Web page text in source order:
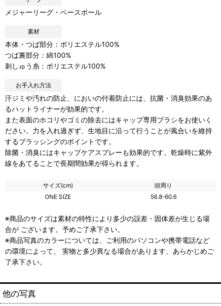
メジャーリーグ・ベースボール
素材
本体・つば部分：ポリエステル100%
つば裏部分：綿100%
刺しゅう糸：ポリエステル100%
お手入れ方法
汗ジミや汚れの防止、においの付着防止には、抗菌・消臭効果のあ
るハットライナーが効果的です。
また表面のホコリやゴミの除去にはキャップ専用ブラシをお使いく
ださい。力を入れ過ぎず、生地目に沿って行うことが風合いを維持
するブラッシングのポイントです。
除菌・消臭にはキャップケアスプレーも効果的です。乾燥時に紫外
線をあてることで長期間効果が得られます。
サイズ(cm)
頭周り
ONE SIZE
56.8-60.6
※商品のサイズは素材の特性により多少の誤差・固体差が生じる場
合が ございます。予めご了承下さい。
※商品写真のカラーについては、ご利用のパソコンや携帯電話など
の環境によって、 実物と多少異なる場合があります、あらかじめご
了承下さい。
他の写真